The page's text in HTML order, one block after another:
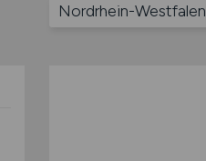
Nordrhein-Westfalen